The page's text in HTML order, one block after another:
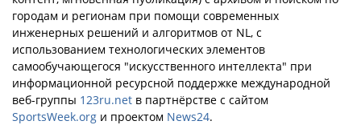
городам и регионам при помощи современных
инженерных решений и алгоритмов от NL, с
использованием технологических элементов
самообучающегося "искусственного интеллекта" при
информационной ресурсной поддержке международной
веб-группы 123ru.net в партнёрстве с сайтом
SportsWeek.org и проектом News24.